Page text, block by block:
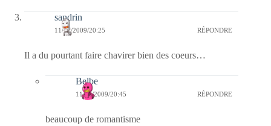
sandrin
11/11/2009/20:25 RÉPONDRE
Il a du pourtant faire chavirer bien des coeurs…
Belbe
11/11/2009/20:45 RÉPONDRE
beaucoup de romantisme